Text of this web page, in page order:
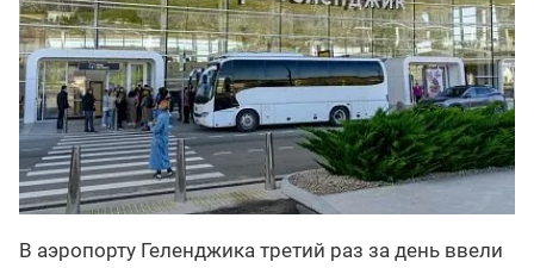
В аэропорту Геленджика третий раз за день ввели